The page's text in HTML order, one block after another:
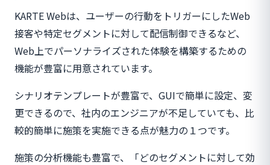
KARTE Webは、ユーザーの行動をトリガーにしたWeb
接客や特定セグメントに対して配信制御できるなど、
Web上でパーソナライズされた体験を構築するための
機能が豊富に用意されています。
シナリオテンプレートが豊富で、GUIで簡単に設定、変
更できるので、社内のエンジニアが不足していても、比
較的簡単に施策を実施できる点が魅力の１つです。
施策の分析機能も豊富で、「どのセグメントに対して効